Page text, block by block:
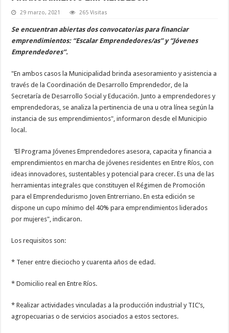
29 marzo, 2021 265 Visitas
Se encuentran abiertas dos convocatorias para financiar
emprendimientos: “Escalar Emprendedores/as” y “Jóvenes
Emprendedores”.
"En ambos casos la Municipalidad brinda asesoramiento y asistencia a
través de la Coordinación de Desarrollo Emprendedor, de la
Secretaría de Desarrollo Social y Educación. Junto a emprendedores y
emprendedoras, se analiza la pertinencia de una u otra línea según la
instancia de sus emprendimientos", informaron desde el Municipio
local.
"El Programa Jóvenes Emprendedores asesora, capacita y financia a
emprendimientos en marcha de jóvenes residentes en Entre Ríos, con
ideas innovadores, sustentables y potencial para crecer. Es una de las
herramientas integrales que constituyen el Régimen de Promoción
para el Emprendedurismo Joven Entrerriano. En esta edición se
dispone un cupo mínimo del 40% para emprendimientos liderados
por mujeres", indicaron.
Los requisitos son:
* Tener entre dieciocho y cuarenta años de edad.
* Domicilio real en Entre Ríos.
* Realizar actividades vinculadas a la producción industrial y TIC’s,
agropecuarias o de servicios asociados a estos sectores.